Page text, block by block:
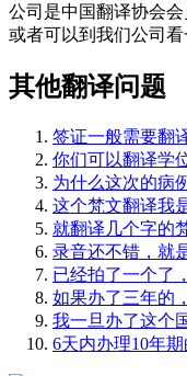
公司是中国翻译协会会
或者可以到我们公司
其他翻译问题
签证一般需要翻
你们可以翻译学
为什么这次的病
这个梵文翻译我
就翻译几个字的
录音还不错，就
已经拍了一个了
如果办了三年的
我一旦办了这个
6天内办理10年